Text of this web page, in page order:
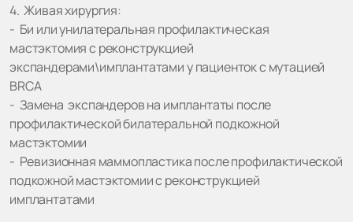
4. Живая хирургия:
- Би или унилатеральная профилактическая
мастэктомия c реконструкцией
экспандерами\имплантатами у пациенток с мутацией
BRCA
- Замена экспандеров на имплантаты после
профилактической билатеральной подкожной
мастэктомии
- Ревизионная маммопластика после профилактической
подкожной мастэктомии с реконструкцией
имплантатами